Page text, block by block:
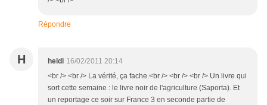
Répondre
H heidi 16/02/2011 20:14
<br /> <br /> La vérité, ça fache.<br /> <br /> <br /> Un livre qui
sort cette semaine : le livre noir de l'agriculture (Saporta). Et
un reportage ce soir sur France 3 en seconde partie de